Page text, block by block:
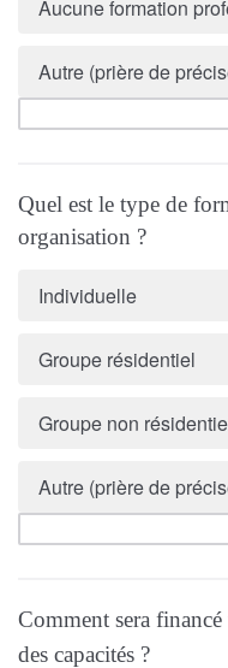
Aucune formation
Autre (prière de
Quel est le type de
organisation ?
Individuelle
Groupe résidentiel
Groupe non
Autre (prière de
Comment sera
des capacités ?